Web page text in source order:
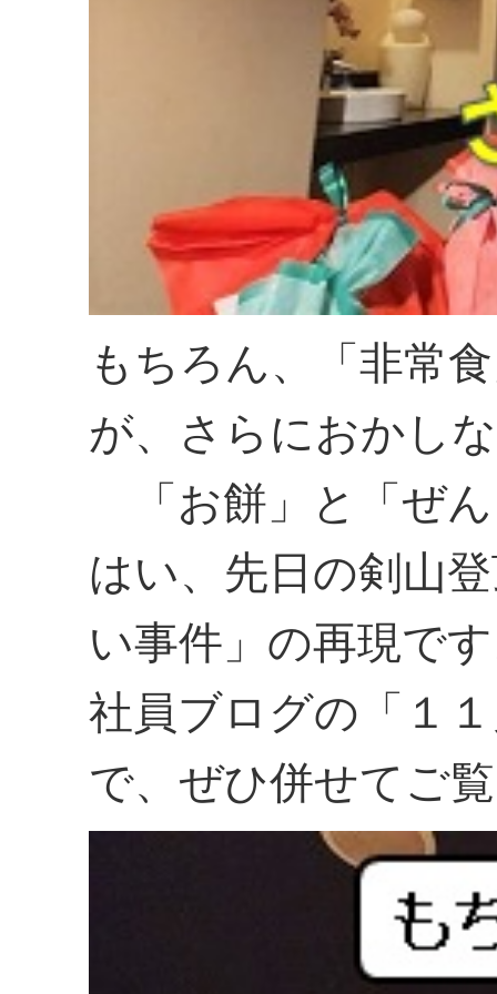
もちろん、「非常
が、さらにおかし
「お餅」と「ぜ
はい、先日の剣山
い事件」の再現で
社員ブログの「１
で、ぜひ併せてご